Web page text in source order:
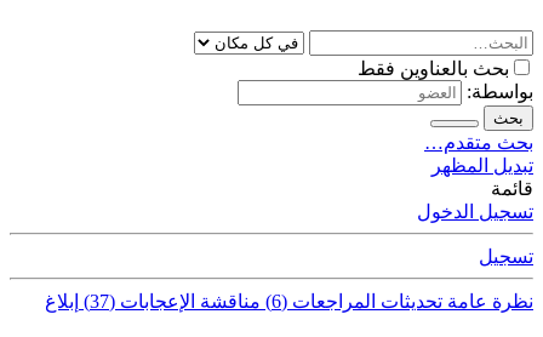
بحث بالعناوين فقط
بواسطة:
بحث
بحث متقدم…
تبديل المظهر
قائمة
تسجيل الدخول
تسجيل
نظرة عامة تحديثات المراجعات (6) مناقشة الإعجابات (37) إبلاغ